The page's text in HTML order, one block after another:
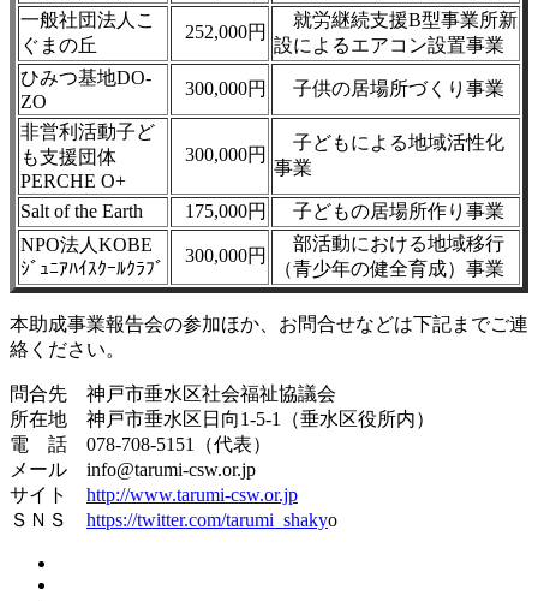
一般社団法人こ
ぐまの丘
252,000円
就労継続支援B型事業所新
設によるエアコン設置事業
ひみつ基地DO-
ZO
300,000円 子供の居場所づくり事業
非営利活動子ど
も支援団体
PERCHE O+
300,000円
子どもによる地域活性化
事業
Salt of the Earth 175,000円
子どもの居場所作り事業
NPO法人KOBE
ｼﾞｭﾆｱﾊｲｽｸｰﾙｸﾗﾌﾞ
300,000円
部活動における地域移行
（青少年の健全育成）事業
本助成事業報告会の参加ほか、お問合せなどは下記までご連
絡ください。
問合先 神戸市垂水区社会福祉協議会
所在地 神戸市垂水区日向1-5-1（垂水区役所内）
電 話 078-708-5151（代表）
メール info@tarumi-csw.or.jp
サイト http://www.tarumi-csw.or.jp
ＳＮＳ https://twitter.com/tarumi_shakyo